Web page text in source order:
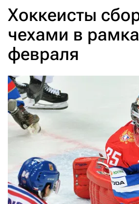
Хоккеисты
чехами в
февраля